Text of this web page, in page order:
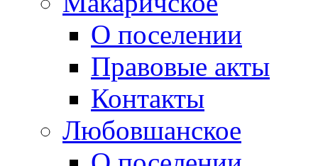
О поселении
Правовые акты
Контакты
Любовшанское